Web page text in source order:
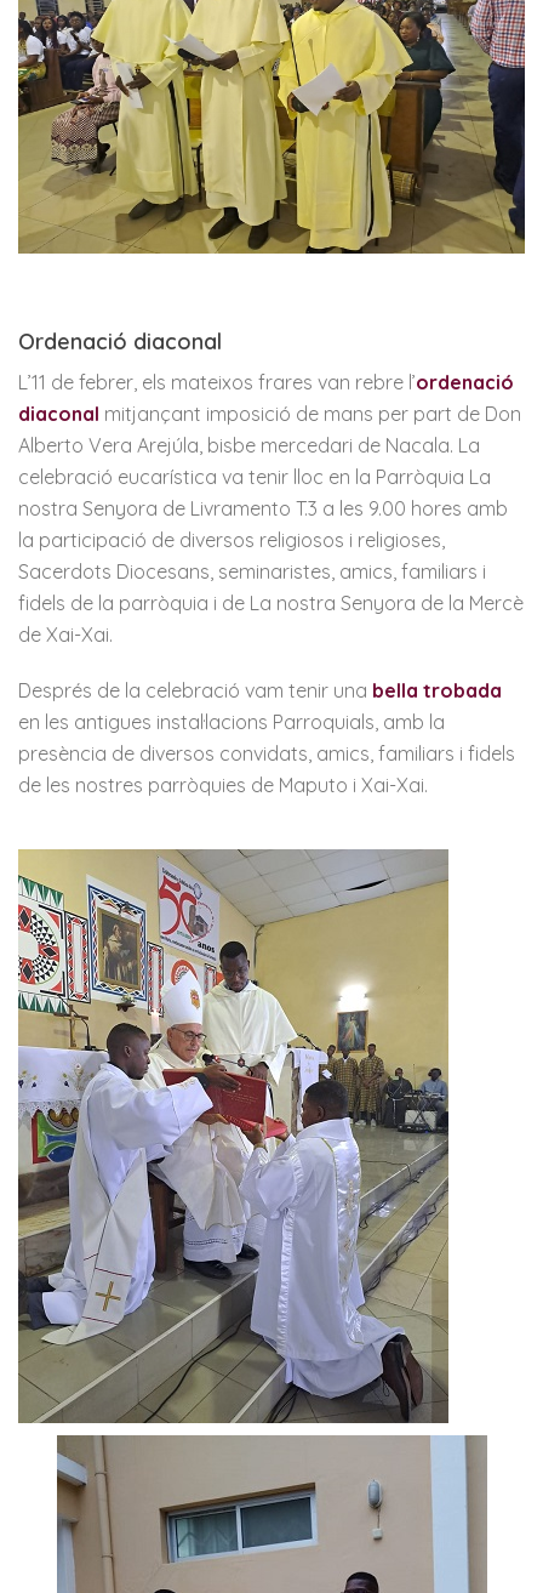
Ordenació diaconal
L’11 de febrer, els mateixos frares van rebre l’ordenació
diaconal mitjançant imposició de mans per part de Don
Alberto Vera Arejúla, bisbe mercedari de Nacala. La
celebració eucarística va tenir lloc en la Parròquia La
nostra Senyora de Livramento T.3 a les 9.00 hores amb
la participació de diversos religiosos i religioses,
Sacerdots Diocesans, seminaristes, amics, familiars i
fidels de la parròquia i de La nostra Senyora de la Mercè
de Xai-Xai.
Després de la celebració vam tenir una bella trobada
en les antigues instal·lacions Parroquials, amb la
presència de diversos convidats, amics, familiars i fidels
de les nostres parròquies de Maputo i Xai-Xai.